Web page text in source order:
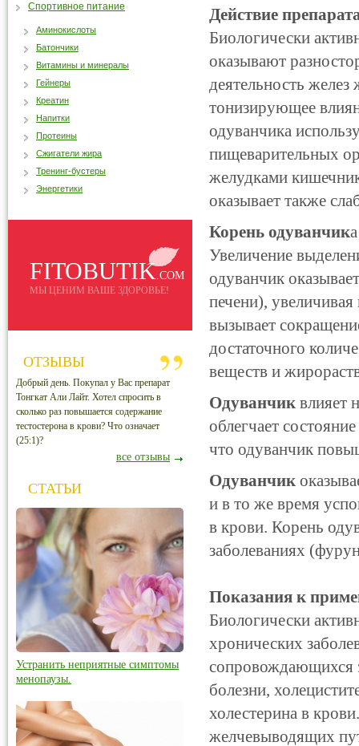
Действие
Биологически
оказывают
деятельность
тонизирующее
одуванчика
пищеварительных
желудками
оказывает также
Корень одуванчик
Увеличение
одуванчик
печени),
вызывает
достаточного
веществ и
Одуванчик влияет
облегчает
что одуванчик
Одуванчик
и в то же время
в крови. Корень
заболеваниях
Показания к
Биологически
хронических
сопровождающихся
болезни,
холестерина в
желчевыводящих
Спортивное питание
Аминокислоты
Батончики
Витамины и минералы
Гейнеры
Креатин
Напитки
Протеины
Сжигатели жира
Тренинг-бустеры
Энергетики
FITOBUTIK.COM
МЫ ЦЕНИМ ВАШЕ ЗДОРОВЬЕ!
ОТЗЫВЫ
Добрый день. Покупал у Вас препарат
Тонгкат Али Лайт. Хотел спросить в
сколько раз повышается содержание
тестостерона в крови? Что означает
(25:1)?
все отзывы
СТАТЬИ
Устранить неприятные симптомы
менопаузы.